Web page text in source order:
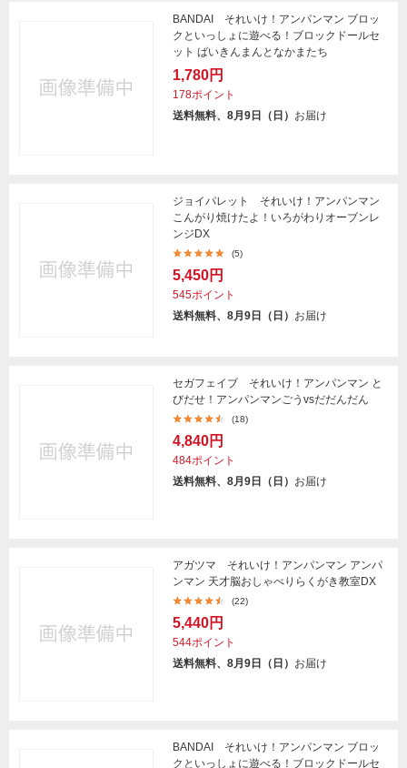
BANDAI それいけ！アンパンマン ブロッ
クといっしょに遊べる！ブロックドールセ
ット ばいきんまんとなかまたち
1,780円
178ポイント
送料無料、8月9日（日） お届け
ジョイパレット それいけ！アンパンマン
こんがり焼けたよ！いろがわりオーブンレ
ンジDX
(5)
5,450円
545ポイント
送料無料、8月9日（日） お届け
セガフェイブ それいけ！アンパンマン と
びだせ！アンパンマンごうvsだだんだん
(18)
4,840円
484ポイント
送料無料、8月9日（日） お届け
アガツマ それいけ！アンパンマン アンパ
ンマン 天才脳おしゃべりらくがき教室DX
(22)
5,440円
544ポイント
送料無料、8月9日（日） お届け
BANDAI それいけ！アンパンマン ブロッ
クといっしょに遊べる！ブロックドールセ